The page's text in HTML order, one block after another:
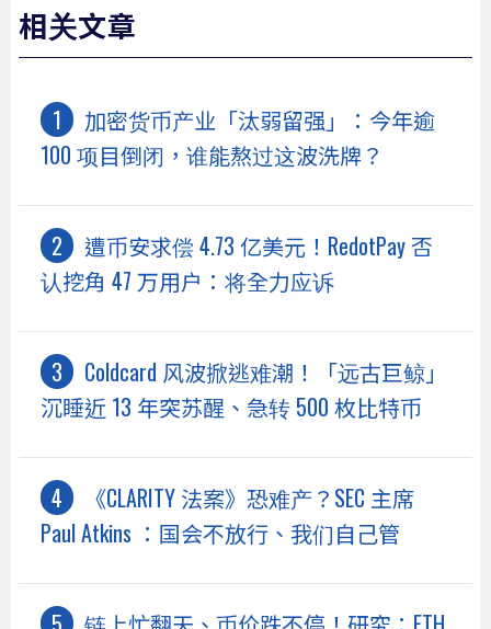
相关文章
加密货币产业「汰弱留强」：今年逾
100 项目倒闭，谁能熬过这波洗牌？
遭币安求偿 4.73 亿美元！RedotPay 否
认挖角 47 万用户：将全力应诉
Coldcard 风波掀逃难潮！「远古巨鲸」
沉睡近 13 年突苏醒、急转 500 枚比特币
《CLARITY 法案》恐难产？SEC 主席
Paul Atkins ：国会不放行、我们自己管